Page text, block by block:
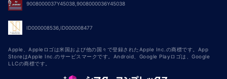
9008000037Y45038,9008000036Y45038
ID000008536,ID000008477
Apple、Appleロゴは米国および他の国々で登録されたApple Inc.の商標です。App
StoreはApple Inc.のサービスマークです。Android、Google Playロゴは、Google
LLCの商標です。